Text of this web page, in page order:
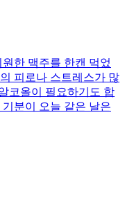
한 맥주를 한캔 먹었
피로나 스트레스가 많
코올이 필요하기도 합
분이 오늘 같은 날은